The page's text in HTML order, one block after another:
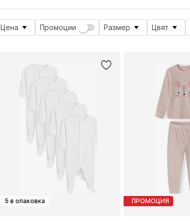
Цена Промоции Размер Цвят
5 в опаковка ПРОМОЦИЯ